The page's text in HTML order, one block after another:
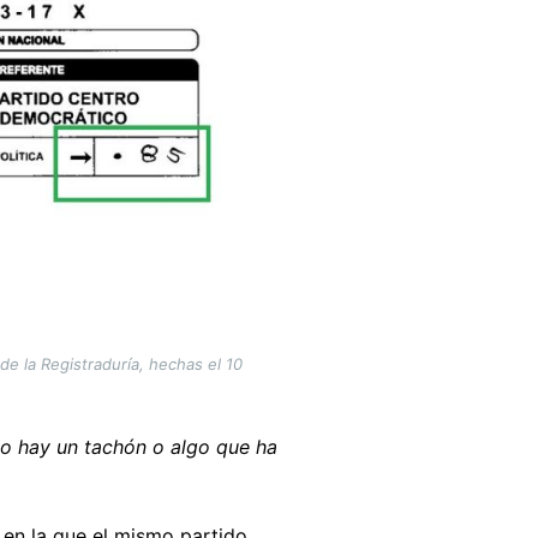
la Registraduría, hechas el 10
hay un tachón o algo que ha